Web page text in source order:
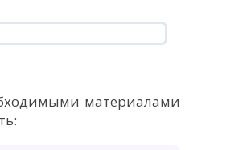
материалами